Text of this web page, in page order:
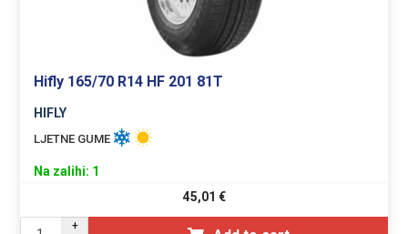
Hifly 165/70 R14 HF 201 81T
HIFLY
LJETNE GUME
Na zalihi: 1
45,01 €
+